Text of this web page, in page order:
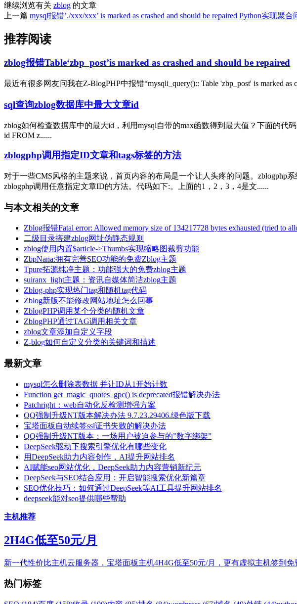
继续浏览有关 zblog 的文章
上一篇 mysql报错’./xxx/xxx’ is marked as crashed and should be repaired Python实现聚合
推荐阅读
zblog报错Table‘zbp_post’is marked as crashed and should be repaired
最近有很多网友问我在Z-BlogPHP中报错“mysqli_query():: Table 'zbp_post' is marked
sql查询zblog数据库中最大文章id
zblog如何检查数据库中的最大id，利用mysql自带的max函数得到最大值？下面的代
id FROM z......
zblogphp调用指定ID文章和tags标签的方法
对于一些CMS风格的主题来说，首页内容的布局是一个让人头疼的问题。
zblogphp调用任意指定文章ID的方法。代码如下:。上面的1，2，3，4是文......
与本文相关的文章
Zblog报错Fatal error: Allowed memory size of 134217728 bytes exhausted (tried to
二级目录搭建zblog网址伪静态规则
zblog使用内置$article->Thumbs实现缩略图裁剪功能
ZbpNana:拥有完善SEO功能的免费Zblog主题
Tpure拓源纯净主题：功能强大的免费zblog主题
suiranx_light主题：资讯自媒体简洁zblog主题
Zblog-php实现热门tag和随机tag代码
Zblog新版不能修改网站地址怎么回事
ZblogPHP调用某个分类的随机文章
ZblogPHP通过TAG调用相关文章
zblog文章添加自定义字段
Z-blog如何自定义分类的关键词和描述
最新文章
mysql怎么删除表数据 并让ID从1开始计数
Function get_magic_quotes_gpc() is deprecated报错解决办法
Patchright：web自动化反检测增强方案
QQ强制升级NT版本解决办法 9.7.23.29406.绿色版下载
宝塔面板自动续签ssl证书失败的解决办法
QQ强制升级NT版本：一场用户被迫参与的”数字绑架”
DeepSeek驱动下搜索引擎优化有哪些变化
用DeepSeek助力内容创作，AI提升网站排名
AI赋能seo网站优化，DeepSeek助力内容营销新纪元
DeepSeek与SEO结合应用：开启智能搜索优化新篇章
SEO优化技巧：如何通过DeepSeek等AI工具提升网站排名
deepseek能对seo提供哪些帮助
主机推荐
2H4G低至50元/月
新一代性价比主机云服务器，宝塔面板主机4H4G低至50元/月，更有虚拟主机签到免
热门标签